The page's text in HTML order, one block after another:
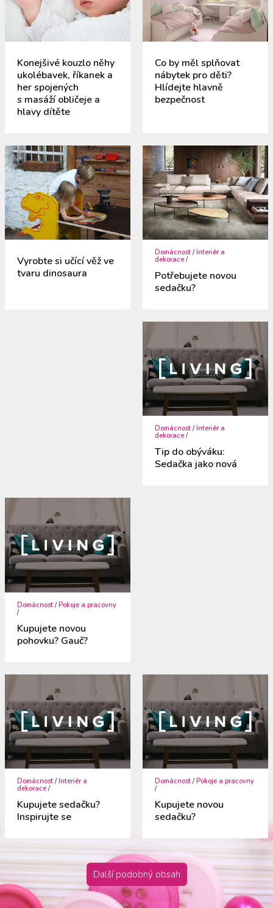
Konejšivé kouzlo něhy
ukolébavek, říkanek a
her spojených
s masáží obličeje a
hlavy dítěte
Co by měl splňovat
nábytek pro děti?
Hlídejte hlavně
bezpečnost
Vyrobte si učící věž ve
tvaru dinosaura
Domácnost /Interiér a
dekorace /
Potřebujete novou
sedačku?
Domácnost /Interiér a
dekorace /
Tip do obýváku:
Sedačka jako nová
Domácnost /Pokoje a pracovny
/
Kupujete novou
pohovku? Gauč?
Domácnost / Interiér a
dekorace /
Kupujete sedačku?
Inspirujte se
Domácnost / Pokoje a pracovny
/
Kupujete novou
sedačku?
Další podobný obsah